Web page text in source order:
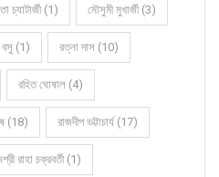
চ্যাটার্জী (1) মৌসুমী মুখার্জী (3)
বসু (1) রত্না দাস (10)
রহিত ঘোষাল (4)
(18) রাজদীপ ভট্টাচার্য (17)
রাহা চক্রবর্তী (1)